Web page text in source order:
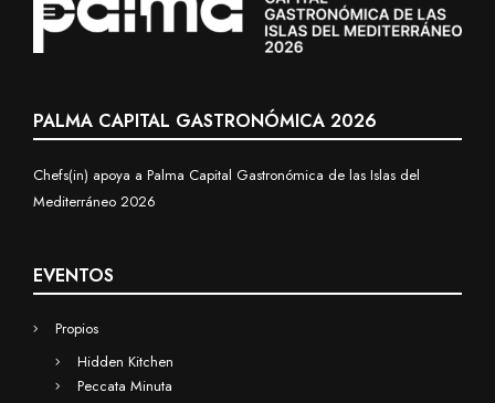
PALMA CAPITAL GASTRONÓMICA 2026
Chefs(in) apoya a Palma Capital Gastronómica de las Islas del
Mediterráneo 2026
EVENTOS
Propios
Hidden Kitchen
Peccata Minuta